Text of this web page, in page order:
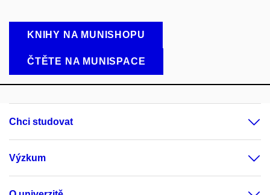
KNIHY NA MUNISHOPU
ČTĚTE NA MUNISPACE
Chci studovat
Výzkum